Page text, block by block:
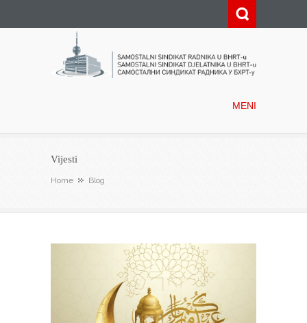
MENI
Vijesti
Home Blog